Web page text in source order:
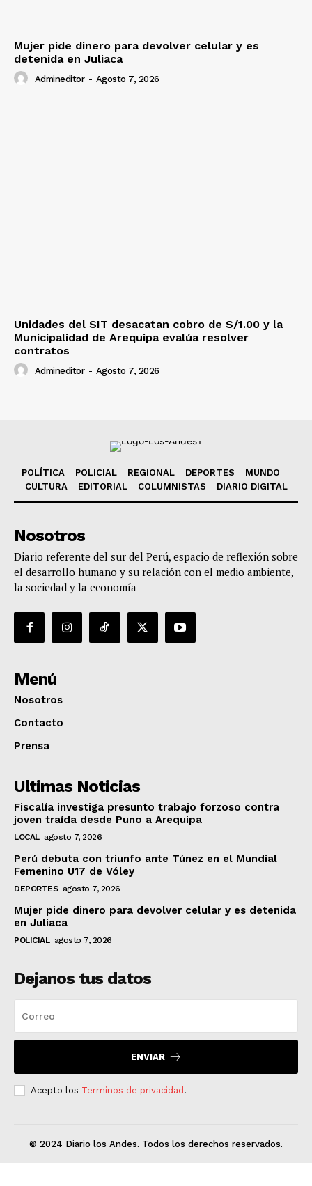
Mujer pide dinero para devolver celular y es
detenida en Juliaca
Admineditor - Agosto 7, 2026
Unidades del SIT desacatan cobro de S/1.00 y la
Municipalidad de Arequipa evalúa resolver
contratos
Admineditor - Agosto 7, 2026
POLÍTICA POLICIAL REGIONAL DEPORTES
MUNDO
CULTURA
EDITORIAL COLUMNISTAS DIARIO DIGITAL
Nosotros
Diario referente del sur del Perú, espacio de reflexión sobre
el desarrollo humano y su relación con el medio ambiente,
la sociedad y la economía
Menú
Nosotros
Contacto
Prensa
Ultimas Noticias
Fiscalía investiga presunto trabajo forzoso contra
joven traída desde Puno a Arequipa
LOCAL agosto 7, 2026
Perú debuta con triunfo ante Túnez en el Mundial
Femenino U17 de Vóley
DEPORTES agosto 7, 2026
Mujer pide dinero para devolver celular y es detenida
en Juliaca
POLICIAL agosto 7, 2026
Dejanos tus datos
ENVIAR
Acepto los Terminos de privacidad.
© 2024 Diario los Andes. Todos los derechos reservados.